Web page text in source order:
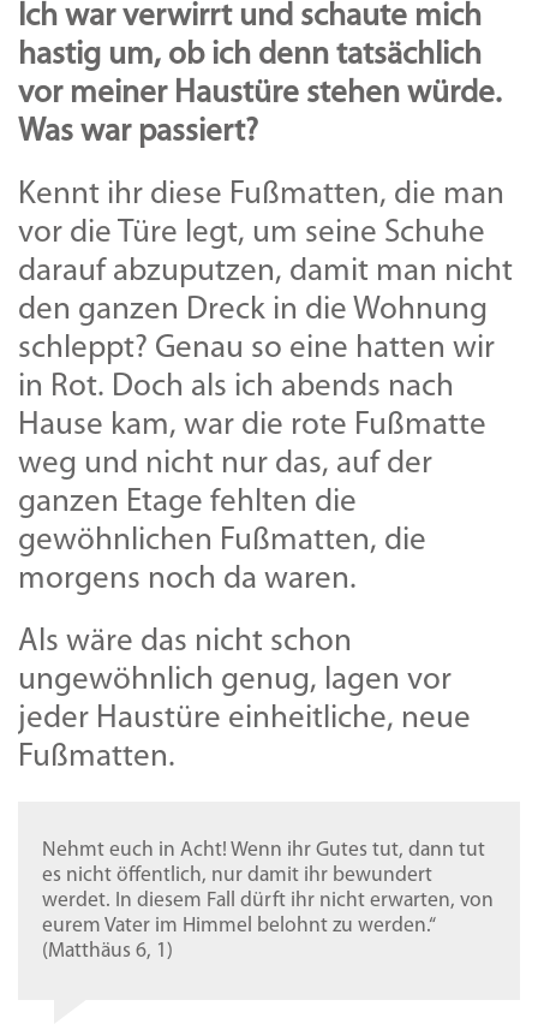
Ich war verwirrt und schaute mich
hastig um, ob ich denn tatsächlich
vor meiner Haustüre stehen würde.
Was war passiert?
Kennt ihr diese Fußmatten, die man
vor die Türe legt, um seine Schuhe
darauf abzuputzen, damit man nicht
den ganzen Dreck in die Wohnung
schleppt? Genau so eine hatten wir
in Rot. Doch als ich abends nach
Hause kam, war die rote Fußmatte
weg und nicht nur das, auf der
ganzen Etage fehlten die
gewöhnlichen Fußmatten, die
morgens noch da waren.
Als wäre das nicht schon
ungewöhnlich genug, lagen vor
jeder Haustüre einheitliche, neue
Fußmatten.
Nehmt euch in Acht! Wenn ihr Gutes tut, dann tut
es nicht öffentlich, nur damit ihr bewundert
werdet. In diesem Fall dürft ihr nicht erwarten, von
eurem Vater im Himmel belohnt zu werden.“
(Matthäus 6, 1)